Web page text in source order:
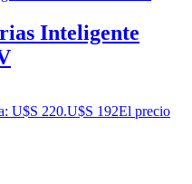
Inteligente
U$S 220.U$S 192El precio